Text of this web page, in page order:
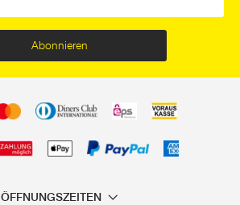
sind. Doch die Vorteile sind überragend,
lohnt.
von
ist der Allrounder unter den
passenden Exzenterschleifer
Ihn für folgende Werkstücke und
Abonnieren
ÖFFNUNGSZEITEN